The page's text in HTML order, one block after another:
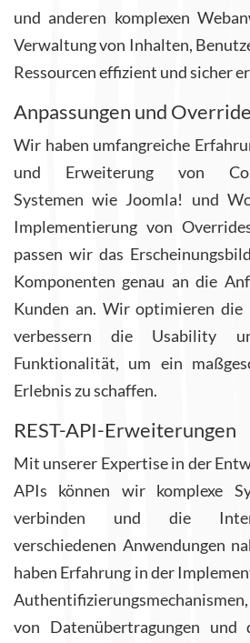
und anderen komplexen
Verwaltung von Inhalten,
Ressourcen effizient und sicher
Anpassungen und
Wir haben umfangreiche
und Erweiterung von
Systemen wie Joomla! und
Implementierung von
passen wir das
Komponenten genau an die
Kunden an. Wir optimieren die
verbessern die Usability
Funktionalität, um ein
Erlebnis zu schaffen.
REST-API-Erweiterungen
Mit unserer Expertise in der
APIs können wir komplexe
verbinden und die
verschiedenen Anwendungen
haben Erfahrung in der
von Datenübertragungen und